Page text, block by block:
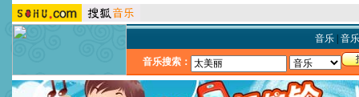
音乐| 音
音乐搜索：